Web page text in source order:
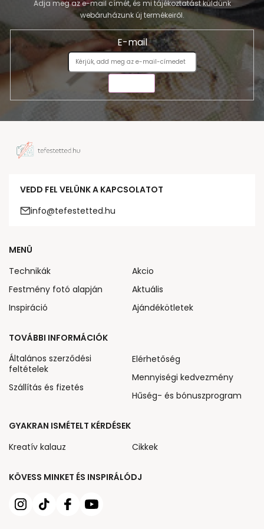
Adja meg az e-mail címét, és mi tájékoztatást küldünk
webáruházunk új termékeiről.
E-mail
VEDD FEL VELÜNK A KAPCSOLATOT
info@tefestetted.hu
KÖVESS MINKET ÉS INSPIRÁLÓDJ
MENÜ
Technikák
Festmény fotó alapján
Inspiráció
Akcio
Aktuális
Ajándékötletek
TOVÁBBI INFORMÁCIÓK
Általános szerződési
feltételek
Szállítás és fizetés
Elérhetőség
Mennyiségi kedvezmény
Hűség- és bónuszprogram
GYAKRAN ISMÉTELT KÉRDÉSEK
Kreatív kalauz
Cikkek